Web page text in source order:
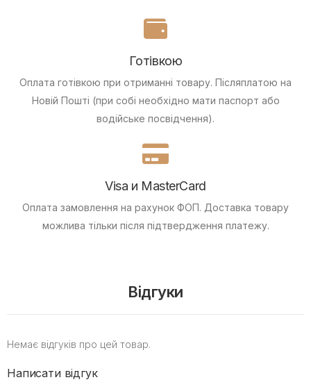
Готівкою
Оплата готівкою при отриманні товару. Післяплатою на
Новій Пошті (при собі необхідно мати паспорт або
водійське посвідчення).
Visa и MasterCard
Оплата замовлення на рахунок ФОП. Доставка товару
можлива тільки після підтвердження платежу.
Відгуки
Немає відгуків про цей товар.
Написати відгук